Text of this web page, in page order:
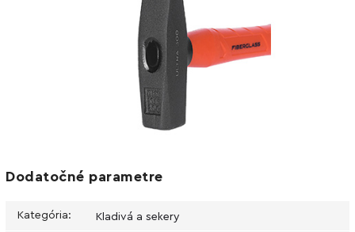
Dodatočné parametre
Kategória: Kladivá a sekery